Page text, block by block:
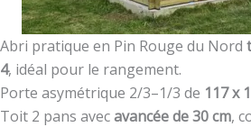
Abri pratique en Pin Rouge du Nord
4, idéal pour le rangement.
Porte asymétrique 2/3–1/3 de 117 x
Toit 2 pans avecavancée de 30 cm,